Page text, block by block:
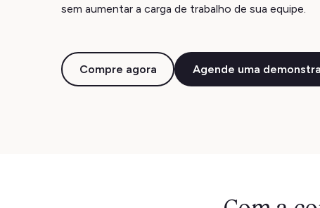
sem aumentar a carga de trabalho de sua equipe.
Compre agora Agende uma